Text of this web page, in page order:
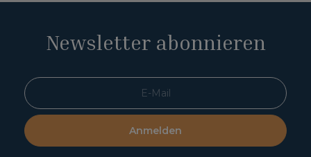
Newsletter abonnieren
Anmelden